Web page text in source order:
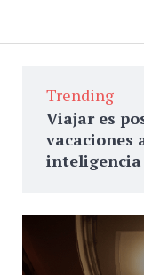
Trending
Viajar es
vacaciones